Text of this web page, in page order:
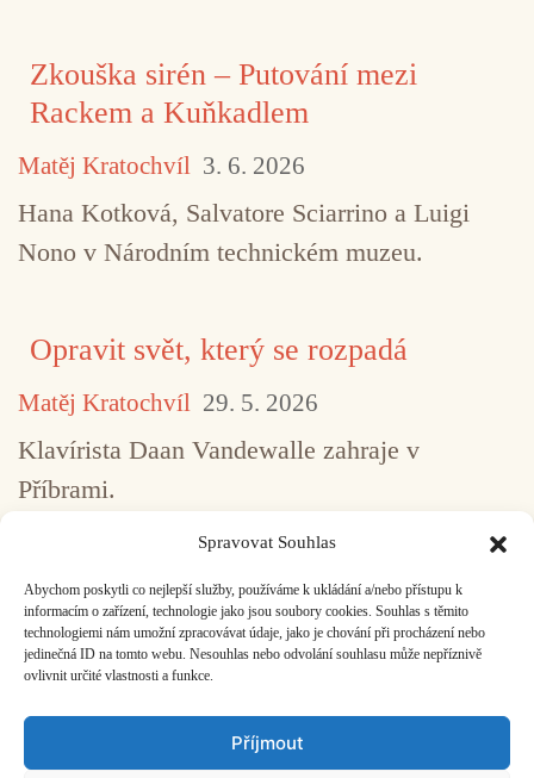
Spravovat Souhlas
Abychom poskytli co nejlepší služby, používáme k ukládání a/nebo přístupu k
informacím o zařízení, technologie jako jsou soubory cookies. Souhlas s těmito
technologiemi nám umožní zpracovávat údaje, jako je chování při procházení nebo
jedinečná ID na tomto webu. Nesouhlas nebo odvolání souhlasu může nepříznivě
ovlivnit určité vlastnosti a funkce.
Příjmout
Zkouška sirén – Putování mezi
Rackem a Kuňkadlem
Matěj Kratochvíl 3. 6. 2026
Hana Kotková, Salvatore Sciarrino a Luigi
Nono v Národním technickém muzeu.
Opravit svět, který se rozpadá
Matěj Kratochvíl 29. 5. 2026
Klavírista Daan Vandewalle zahraje v
Příbrami.
1 2 3 4 5 ... 517